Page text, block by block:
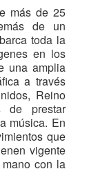
más de 25
de un
toda la
en los
una amplia
a través
Reino
de prestar
música. En
que
vigente
con la